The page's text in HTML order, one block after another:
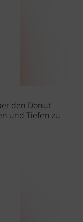
den Donut
und Tiefen zu